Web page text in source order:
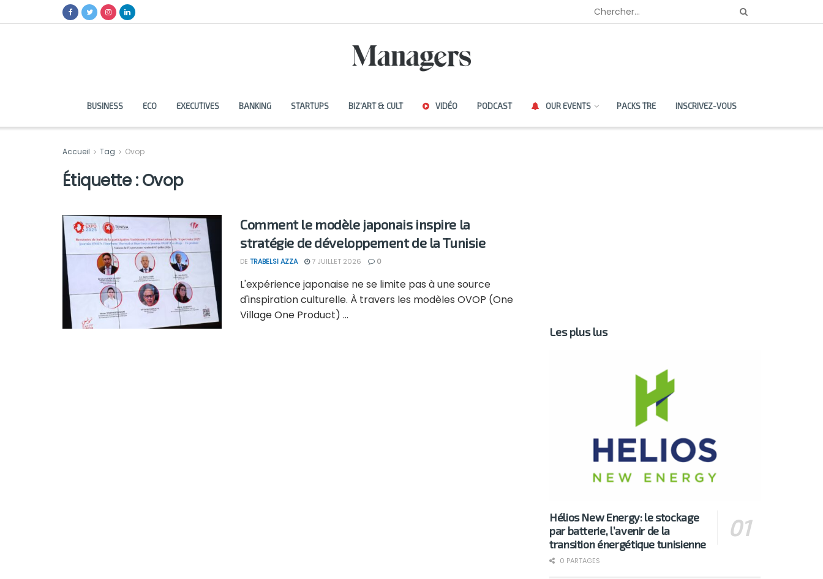
BUSINESS ECO EXECUTIVES BANKING STARTUPS BIZ’ART & CULT VIDÉO PODCAST OUR EVENTS PACKS TRE INSCRIVEZ-VOUS
Accueil Tag Ovop
Étiquette :Ovop
Comment le modèle japonais inspire la
stratégie de développement de la Tunisie
DE TRABELSI AZZA 7 JUILLET 2026 0
L'expérience japonaise ne se limite pas à une source
d'inspiration culturelle. À travers les modèles OVOP (One
Village One Product) ...
Les plus lus
Hélios New Energy: le stockage
par batterie, l’avenir de la
transition énergétique tunisienne
0 PARTAGES